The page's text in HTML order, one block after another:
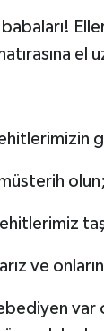
babaları!
el
ve
var